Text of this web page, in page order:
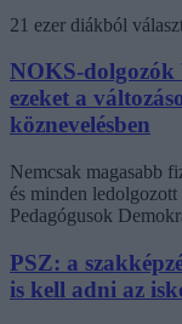
21 ezer diákból
NOKS-dolgozók
ezeket a
köznevelésben
Nemcsak magasabb
és minden
Pedagógusok
PSZ: a
is kell adni az